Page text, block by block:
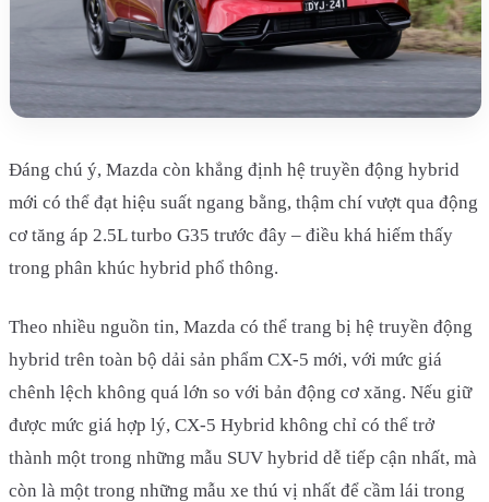
Đáng chú ý, Mazda còn khẳng định hệ truyền động hybrid
mới có thể đạt hiệu suất ngang bằng, thậm chí vượt qua động
cơ tăng áp 2.5L turbo G35 trước đây – điều khá hiếm thấy
trong phân khúc hybrid phổ thông.
Theo nhiều nguồn tin, Mazda có thể trang bị hệ truyền động
hybrid trên toàn bộ dải sản phẩm CX-5 mới, với mức giá
chênh lệch không quá lớn so với bản động cơ xăng. Nếu giữ
được mức giá hợp lý, CX-5 Hybrid không chỉ có thể trở
thành một trong những mẫu SUV hybrid dễ tiếp cận nhất, mà
còn là một trong những mẫu xe thú vị nhất để cầm lái trong